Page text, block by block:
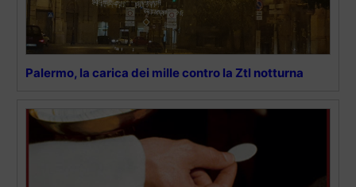
Palermo, la carica dei mille contro la Ztl notturna